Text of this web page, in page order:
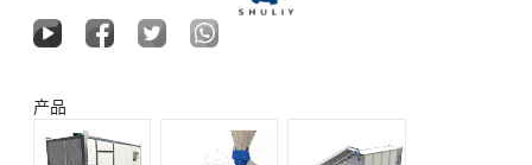
产品